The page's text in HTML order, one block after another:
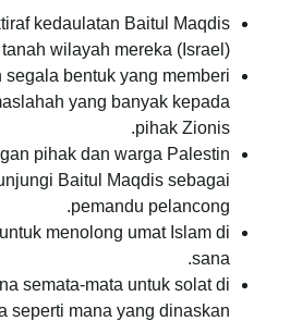
kedaulatan Baitul Maqdis
wilayah mereka (Israel).
segala bentuk yang memberi
yang banyak kepada
pihak Zionis.
pihak dan warga Palestin
Baitul Maqdis sebagai
pemandu pelancong.
menolong umat Islam di
sana.
semata-mata untuk solat di
seperti mana yang dinaskan